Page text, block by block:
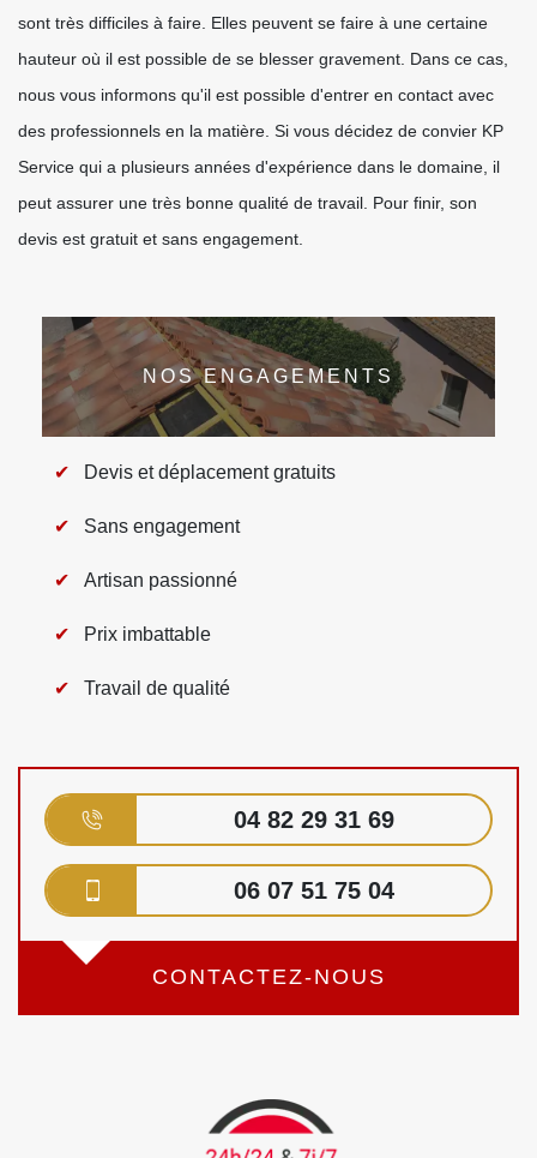
sont très difficiles à faire. Elles peuvent se faire à une certaine
hauteur où il est possible de se blesser gravement. Dans ce cas,
nous vous informons qu'il est possible d'entrer en contact avec
des professionnels en la matière. Si vous décidez de convier KP
Service qui a plusieurs années d'expérience dans le domaine, il
peut assurer une très bonne qualité de travail. Pour finir, son
devis est gratuit et sans engagement.
NOS ENGAGEMENTS
Devis et déplacement gratuits
Sans engagement
Artisan passionné
Prix imbattable
Travail de qualité
04 82 29 31 69
06 07 51 75 04
CONTACTEZ-NOUS